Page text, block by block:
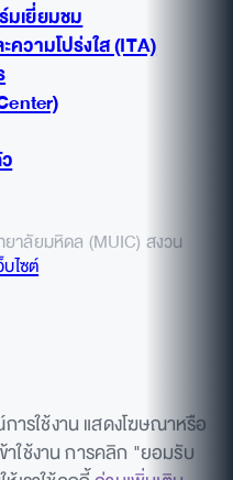
เยี่ยมชม
วามโปร่งใส (ITA)
าลัยมหิดล (MUIC) สงวน
ไซต์
ารใช้งาน แสดงโฆษณาหรือ
าใช้งาน การคลิก "ยอมรับ